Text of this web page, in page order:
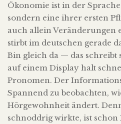
Ökonomie ist in der
sondern eine ihrer ersten
auch allein Veränderungen
stirbt im deutschen gerade
Bin gleich da — das schreibt
auf einem Display halt
Pronomen. Der
Spannend zu beobachten,
Hörgewohnheit ändert.
schnoddrig wirkte, ist